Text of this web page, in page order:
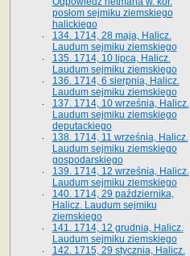
posłom sejmiku ziemskiego
halickiego
134. 1714, 28 maja, Halicz.
Laudum sejmiku ziemskiego
135. 1714, 10 lipca, Halicz.
Laudum sejmiku ziemskiego
136. 1714, 6 sierpnia, Halicz.
Laudum sejmiku ziemskiego
137. 1714, 10 września, Halicz.
Laudum sejmiku ziemskiego
deputackiego
138. 1714, 11 września, Halicz.
Laudum sejmiku ziemskiego
gospodarskiego
139. 1714, 12 września, Halicz.
Laudum sejmiku ziemskiego
140. 1714, 29 października,
Halicz. Laudum sejmiku
ziemskiego
141. 1714, 12 grudnia, Halicz.
Laudum sejmiku ziemskiego
142. 1715, 29 stycznia, Halicz.